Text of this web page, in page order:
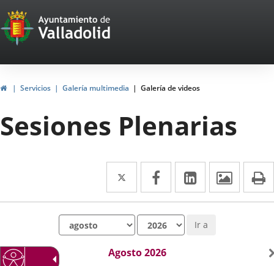
Portal
Web
del
Ayuntamiento
de
Valladolid
InicioServicios Galería multimedia Galería de videos
Sesiones Plenarias
Twitter
Enlace
a
una
aplicación
externa.
Facebook
Enlace
a
una
aplicación
externa.
LinkedIn
Enlace
a
aplicación
Ir a
Agosto 2026